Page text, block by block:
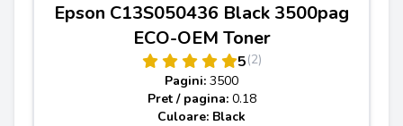
Epson C13S050436 Black 3500pag
ECO-OEM Toner
5(2)
Pagini: 3500
Pret / pagina: 0.18
Culoare: Black